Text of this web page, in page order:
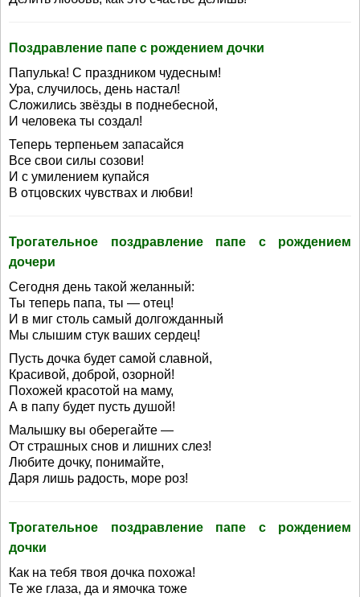
Поздравление папе с рождением дочки
Папулька! С праздником чудесным!
Ура, случилось, день настал!
Сложились звёзды в поднебесной,
И человека ты создал!
Теперь терпеньем запасайся
Все свои силы созови!
И с умилением купайся
В отцовских чувствах и любви!
Трогательное поздравление папе с рождением
дочери
Сегодня день такой желанный:
Ты теперь папа, ты — отец!
И в миг столь самый долгожданный
Мы слышим стук ваших сердец!
Пусть дочка будет самой славной,
Красивой, доброй, озорной!
Похожей красотой на маму,
А в папу будет пусть душой!
Малышку вы оберегайте —
От страшных снов и лишних слез!
Любите дочку, понимайте,
Даря лишь радость, море роз!
Трогательное поздравление папе с рождением
дочки
Как на тебя твоя дочка похожа!
Те же глаза, да и ямочка тоже